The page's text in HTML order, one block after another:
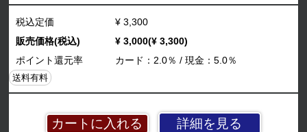
詳細を見る
税込定価
¥ 3,300
販売価格(税込)
¥ 3,000(¥ 3,300)
ポイント還元率
カード：2.0％ / 現金：5.0％
送料有料